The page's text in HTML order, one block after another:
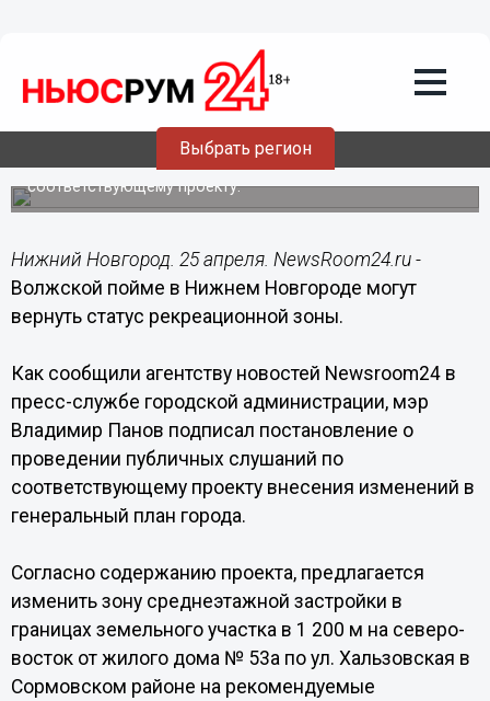
Выбрать регион
25.04.201820:34
Волжской пойме в Нижнем могут
вернуть статус рекреационной зоны
В городе пройдут публичные слушания по
соответствующему проекту.
Нижний Новгород. 25 апреля. NewsRoom24.ru -
Волжской пойме в Нижнем Новгороде могут
вернуть статус рекреационной зоны.
Как сообщили агентству новостей Newsroom24 в
пресс-службе городской администрации, мэр
Владимир Панов подписал постановление о
проведении публичных слушаний по
соответствующему проекту внесения изменений в
генеральный план города.
Согласно содержанию проекта, предлагается
изменить зону среднеэтажной застройки в
границах земельного участка в 1 200 м на северо-
восток от жилого дома № 53а по ул. Хальзовская в
Сормовском районе на рекомендуемые